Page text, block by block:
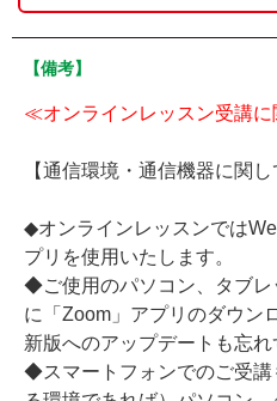
【備考】
≪オンラインレッスン受講
【通信環境・通信機器に関し
◆オンラインレッスンでは
プリを使用いたします。
◆ご使用のパソコン、タブレ
に「Zoom」アプリのダウン
新版へのアップデートも忘れ
◆スマートフォンでのご受講